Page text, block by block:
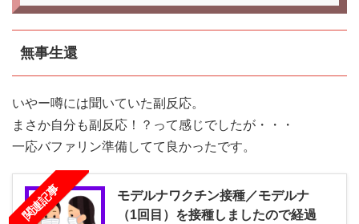
無事生還
いやー噂には聞いていた副反応。
まさか自分も副反応！？って感じでしたが・・・
一応バファリン準備してて良かったです。
関連記事
モデルナワクチン接種／モデルナ
（1回目）を接種しましたので経過